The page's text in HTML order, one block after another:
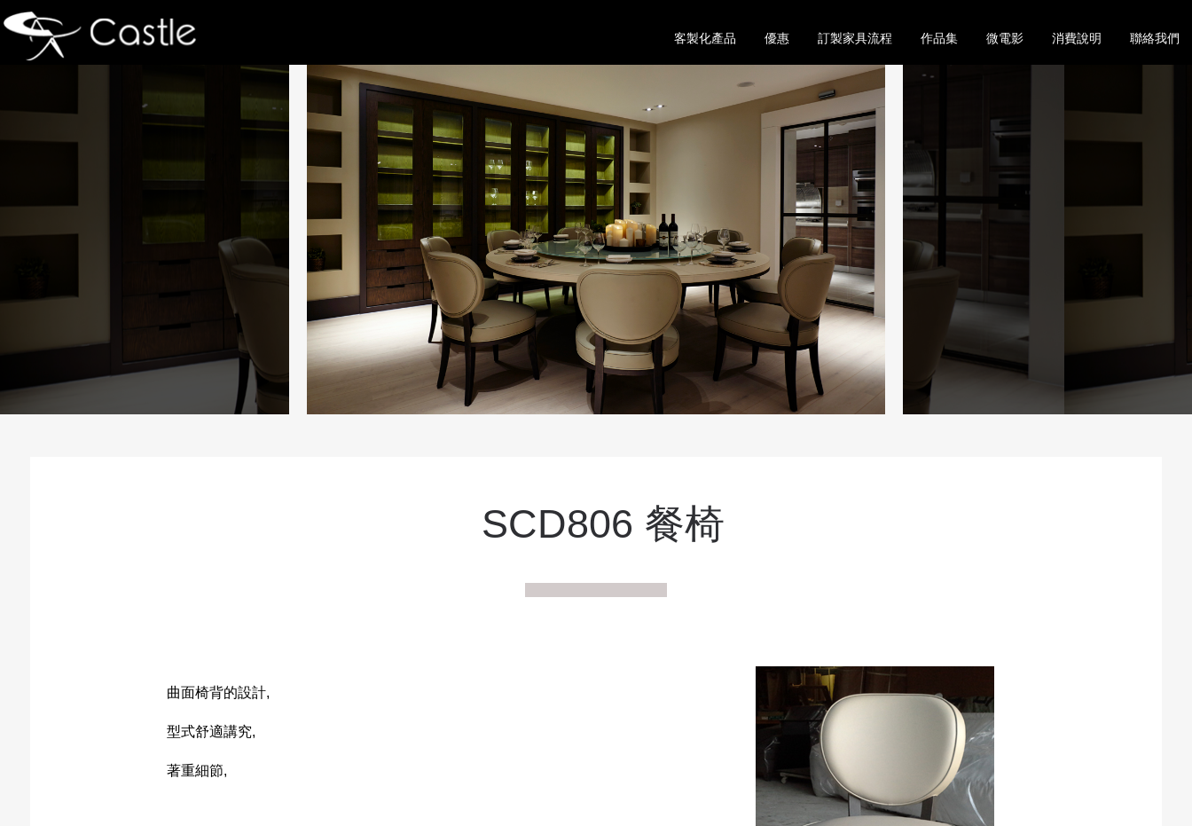
客製化產品 優惠 訂製家具流程 作品集 微電影 消費說明 聯絡我們
SCD806 餐椅
曲面椅背的設計,
型式舒適講究,
著重細節,